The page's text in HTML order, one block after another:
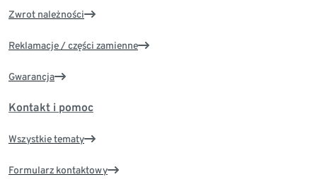
Zwrot należności
Reklamacje / części zamienne
Gwarancja
Kontakt i pomoc
Wszystkie tematy
Formularz kontaktowy